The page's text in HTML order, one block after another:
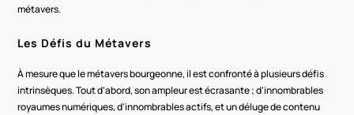
métavers.
Les Défis du Métavers
À mesure que le métavers bourgeonne, il est confronté à plusieurs défis
intrinsèques. Tout d'abord, son ampleur est écrasante ; d'innombrables
royaumes numériques, d'innombrables actifs, et un déluge de contenu